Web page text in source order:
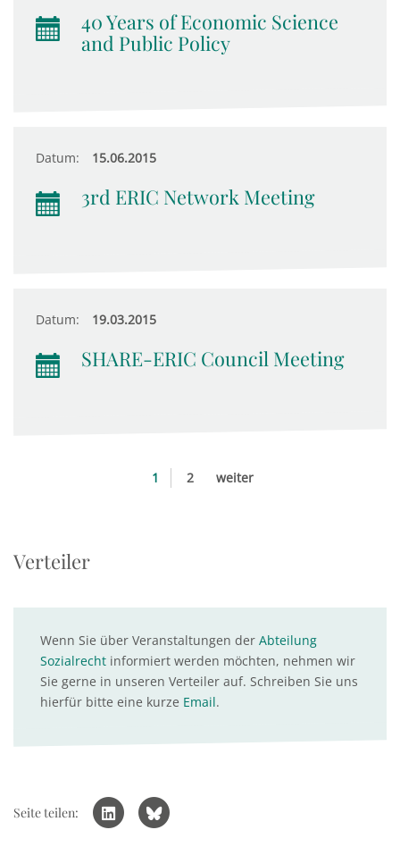
40 Years of Economic Science
and Public Policy
Datum: 15.06.2015
3rd ERIC Network Meeting
Datum: 19.03.2015
SHARE-ERIC Council Meeting
1 2 weiter
Verteiler
Wenn Sie über Veranstaltungen der Abteilung
Sozialrecht informiert werden möchten, nehmen wir
Sie gerne in unseren Verteiler auf. Schreiben Sie uns
hierfür bitte eine kurze Email.
Seite teilen: